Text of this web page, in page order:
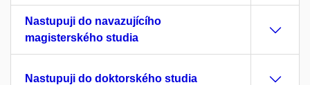
Nastupuji do navazujícího
magisterského studia
Nastupuji do doktorského studia